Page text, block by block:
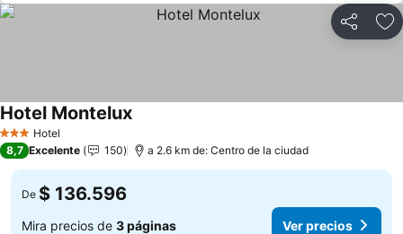
Compartir
3 Estrellas
Hotel
Hotel Montelux
8,7 Excelente 150 a 2.6 km de: Centro de la ciudad
De $ 136.596
Mira precios de 3 páginas Ver precios